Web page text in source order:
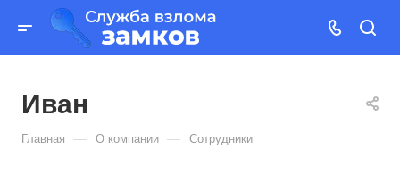
Иван
Главная — О компании — Сотрудники